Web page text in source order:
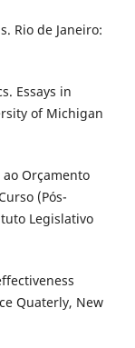
Rio de Janeiro:
Essays in
of Michigan
ao Orçamento
(Pós-
Legislativo
Quaterly, New